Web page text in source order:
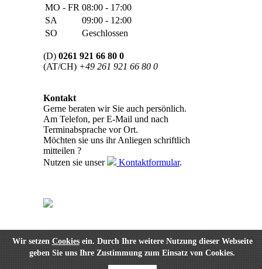
Wir setzenCookiesein. Durch Ihre weitere Nutzung dieser Webseite
geben Sie uns Ihre Zustimmung zum Einsatz von Cookies.
MO - FR 08:00 - 17:00
SA
09:00 - 12:00
SO
Geschlossen
(D) 0261 921 66 80 0
(AT/CH) +49 261 921 66 80 0
Kontakt
Gerne beraten wir Sie auch persönlich.
Am Telefon, per E-Mail und nach
Terminabsprache vor Ort.
Möchten sie uns ihr Anliegen schriftlich
mitteilen ?
Nutzen sie unser
Kontaktformular.